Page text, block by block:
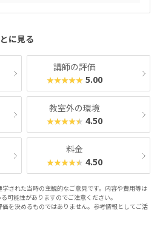
じ目線で向き合って一緒にミッション
とても嬉しいです。うまく言葉で説明
うなタイプとはまったく違います。2番
。といいますか教育方針でしょうか。
ボットを使う教室は他にないと思いま
ょうか。定番のレゴの。ロボグラムさん
力、などを開花させることが目的との
、うちの子も発想が柔軟になったよう
せんが、以前より算数や理科などの科
にいただいたロボットが初期不良で動
果的にはよかったですし、ロボットの初
ではないことはわかっているのですが、
見当たらなかったので記入しました。
他にもドローンや3Dプリンターなども
卒業まで何年も使うようで、子どもたち
感じました。アプリを使った自宅学習や
ています。教室の前に比較的広いスペ
り迎えもスムーズでした。またそのス
でも濡れないので楽でした。ただ、駅
した（6分、7分程度）とはいえ通って
近隣の子だとは思いますので駅から歩い
は思いますが。黄緑色の芝生のような
子もカラフルで教室内も明るい雰囲気
ムのオリジナルキャラクターなどが看
な雰囲気です。一般的な塾とは違って、
や椅子も綺麗に使われていました。換
かり行われていたのでその点も安心で
グラミング教室の月謝の相場自体が決
に見る
講師の評価
★★★★★ 5.00
教室外の環境
★★★★★ 4.50
料金
★★★★★ 4.50
された当時の主観的なご意見です。内容や費用等は
可能性がありますのでご注意ください。
を決めるものではありません。参考情報としてご活